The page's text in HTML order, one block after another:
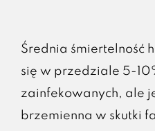
Średnia śmiertelność
się w przedziale 5-
zainfekowanych, ale
brzemienna w skutki